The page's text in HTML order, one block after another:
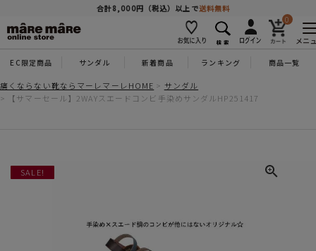
合計8,000円（税込）以上で送料無料
0
メニ
EC限定商品 サンダル 新着商品 ランキング 商品一覧
痛くならない靴ならマーレマーレHOME
サンダル
【サマーセール】2WAYスエードコンビ手染めサンダルHP251417
SALE!
商品を探す
人気ワード #コンフォート #パンプス #スニーカー
カテゴリー